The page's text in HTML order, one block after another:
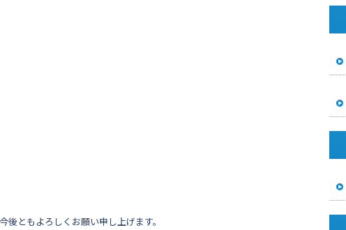
ともよろしくお願い申し上げます。